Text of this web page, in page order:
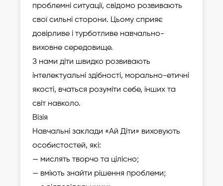
проблемні ситуації, свідомо розвивають
свої сильні сторони. Цьому сприяє
довірливе і турботливе навчально-
виховне середовище.
З нами діти швидко розвивають
інтелектуальні здібності, морально-етичні
якості, вчаться розуміти себе, інших та
світ навколо.
Візія
Навчальні заклади «Ай Діти» виховують
особистостей, які:
— мислять творчо та цілісно;
— вміють знайти рішення проблеми;